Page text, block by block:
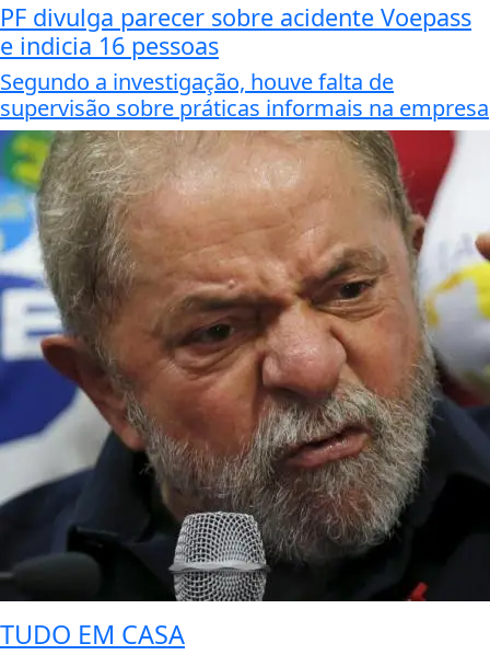
PF divulga parecer sobre acidente Voepass
e indicia 16 pessoas
Segundo a investigação, houve falta de
supervisão sobre práticas informais na empresa
TUDO EM CASA